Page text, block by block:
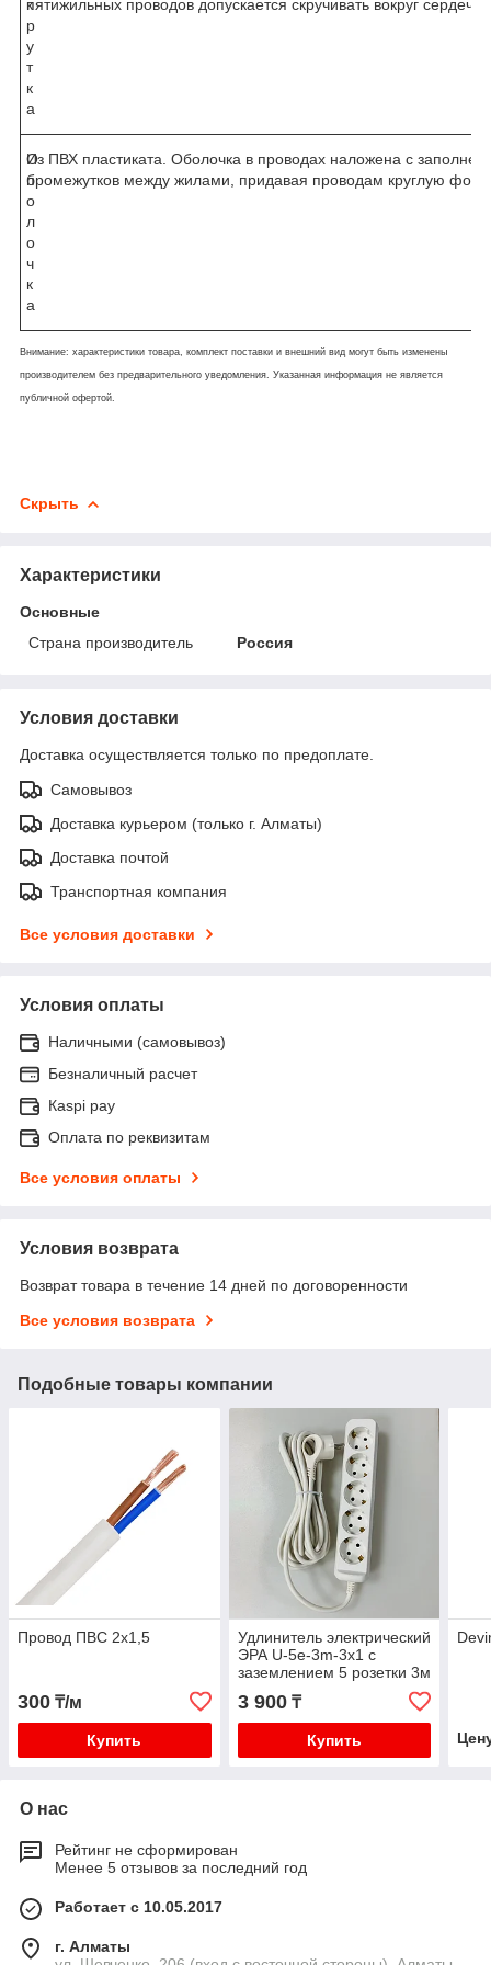
к
р
у
т
к
а
пятижильных проводов допускается скручивать вокруг
О
б
о
л
о
ч
к
а
Из ПВХ пластиката. Оболочка в проводах наложена с
промежутков между жилами, придавая проводам круглую
Внимание: характеристики товара, комплект поставки и внешний вид могут быть изменены
производителем без предварительного уведомления. Указанная информация не является
публичной офертой.
Скрыть
Характеристики
Основные
Страна производитель
Россия
Условия доставки
Доставка осуществляется только по предоплате.
Самовывоз
Доставка курьером (только г. Алматы)
Доставка почтой
Транспортная компания
Все условия доставки
Условия оплаты
Наличными (самовывоз)
Безналичный расчет
Каspi pay
Оплата по реквизитам
Все условия оплаты
Условия возврата
Возврат товара в течение 14 дней по договоренности
Все условия возврата
Подобные товары компании
Провод ПВС 2х1,5
300 ₸/м
Купить
Удлинитель электрический
ЭРА U-5e-3m-3x1 с
заземлением 5 розетки 3м
ПВС 3x1мм2 16А
3 900₸
Купить
О нас
Рейтинг не сформирован
Менее 5 отзывов за последний год
Работает с 10.05.2017
г. Алматы